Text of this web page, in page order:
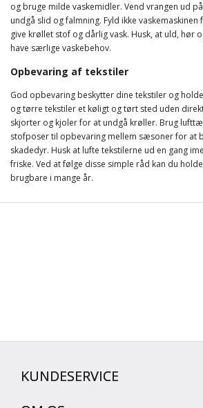
og bruge milde vaskemidler. Vend vrangen ud
undgå slid og falmning. Fyld ikke
give krøllet stof og dårlig vask. Husk, at uld, hør
have særlige vaskebehov.
Opbevaring af tekstiler
God opbevaring beskytter dine tekstiler og
og tørre tekstiler et køligt og tørt sted uden
skjorter og kjoler for at undgå krøller. Brug
stofposer til opbevaring mellem sæsoner for at
skadedyr. Husk at lufte tekstilerne ud en gang
friske. Ved at følge disse simple råd kan du
brugbare i mange år.
KUNDESERVICE